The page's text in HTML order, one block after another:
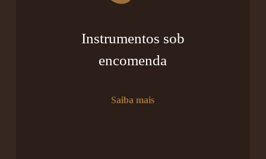
Instrumentos sob
encomenda
Saiba mais